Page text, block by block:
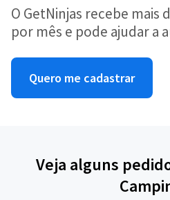
O GetNinjas recebe mais
por mês e pode ajudar a
Quero me cadastrar
Veja alguns